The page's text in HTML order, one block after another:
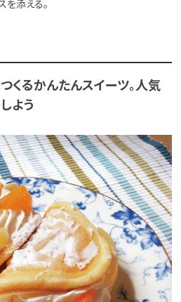
を添える。
くるかんたんスイーツ。人気
よう